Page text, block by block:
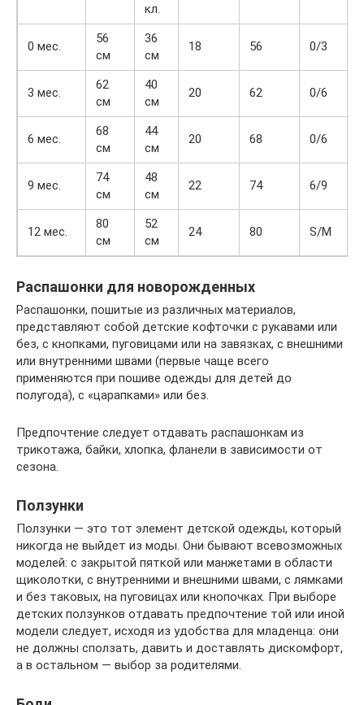
кл.
0 мес.
56
см
36
см
18 56 0/3
3 мес.
62
см
40
см
20 62 0/6
6 мес.
68
см
44
см
20 68 0/6
9 мес.
74
см
48
см
22 74 6/9
12 мес.
80
см
52
см
24 80 S/M
Распашонки для новорожденных
Распашонки, пошитые из различных материалов,
представляют собой детские кофточки с рукавами или
без, с кнопками, пуговицами или на завязках, с внешними
или внутренними швами (первые чаще всего
применяются при пошиве одежды для детей до
полугода), с «царапками» или без.
Предпочтение следует отдавать распашонкам из
трикотажа, байки, хлопка, фланели в зависимости от
сезона.
Ползунки
Ползунки — это тот элемент детской одежды, который
никогда не выйдет из моды. Они бывают всевозможных
моделей: с закрытой пяткой или манжетами в области
щиколотки, с внутренними и внешними швами, с лямками
и без таковых, на пуговицах или кнопочках. При выборе
детских ползунков отдавать предпочтение той или иной
модели следует, исходя из удобства для младенца: они
не должны сползать, давить и доставлять дискомфорт,
а в остальном — выбор за родителями.